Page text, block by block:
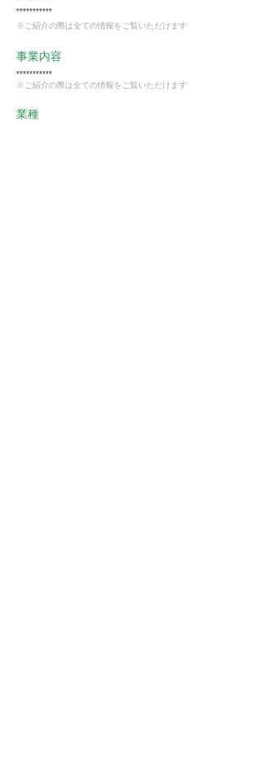
***********
※ご紹介の際は全ての情報をご覧いただけます
事業内容
***********
※ご紹介の際は全ての情報をご覧いただけます
業種